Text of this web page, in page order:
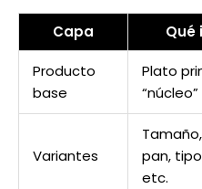
Capa Qué
Producto
base
Plato
“núcleo”
Variantes
pan,
etc.